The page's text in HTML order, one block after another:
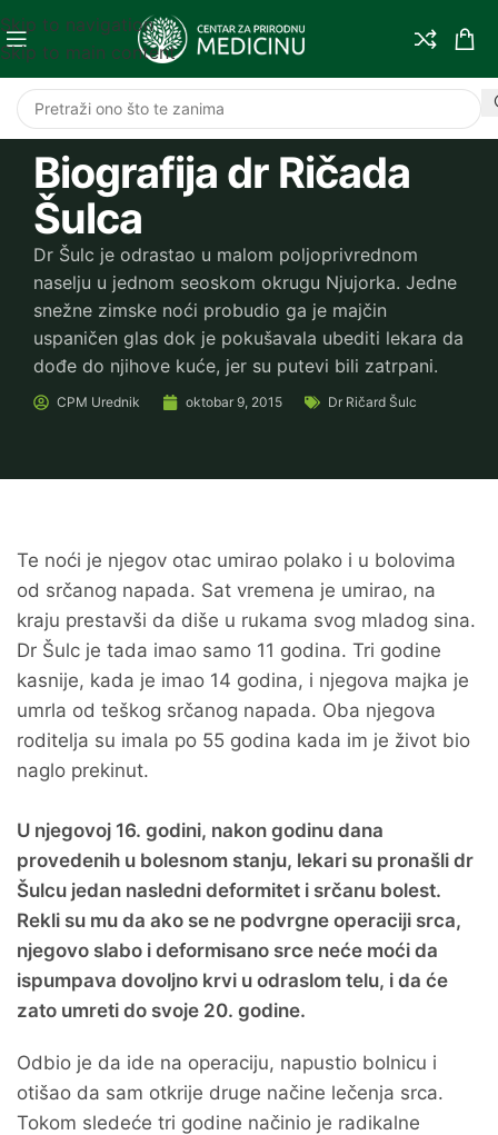
Skip to navigation
Skip to main content
Biografija dr Ričada
Šulca
Dr Šulc je odrastao u malom poljoprivrednom
naselju u jednom seoskom okrugu Njujorka. Jedne
snežne zimske noći probudio ga je majčin
uspaničen glas dok je pokušavala ubediti lekara da
dođe do njihove kuće, jer su putevi bili zatrpani.
CPM Urednik oktobar 9, 2015 Dr Ričard Šulc
Te noći je njegov otac umirao polako i u bolovima
od srčanog napada. Sat vremena je umirao, na
kraju prestavši da diše u rukama svog mladog sina.
Dr Šulc je tada imao samo 11 godina. Tri godine
kasnije, kada je imao 14 godina, i njegova majka je
umrla od teškog srčanog napada. Oba njegova
roditelja su imala po 55 godina kada im je život bio
naglo prekinut.
U njegovoj 16. godini, nakon godinu dana
provedenih u bolesnom stanju, lekari su pronašli dr
Šulcu jedan nasledni deformitet i srčanu bolest.
Rekli su mu da ako se ne podvrgne operaciji srca,
njegovo slabo i deformisano srce neće moći da
ispumpava dovoljno krvi u odraslom telu, i da će
zato umreti do svoje 20. godine.
Odbio je da ide na operaciju, napustio bolnicu i
otišao da sam otkrije druge načine lečenja srca.
Tokom sledeće tri godine načinio je radikalne